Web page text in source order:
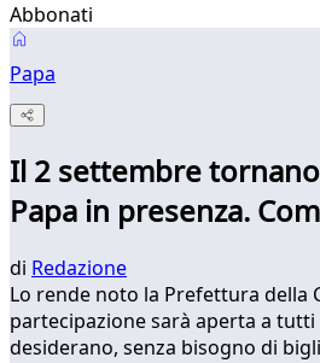
Abbonati
Papa
Il 2 settembre
Papa in presenza.
di Redazione
Lo rende noto la Prefettura della
partecipazione sarà aperta a
desiderano, senza bisogno di